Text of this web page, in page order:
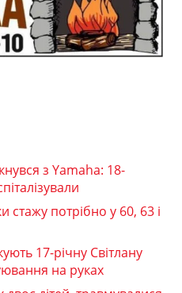
з Yamaha: 18-
стажу потрібно у 60, 63 і
17-річну Світлану
на руках